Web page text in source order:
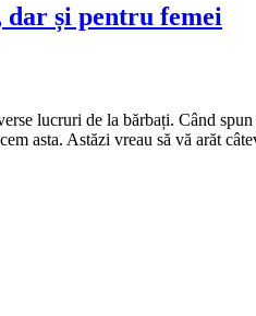
și pentru femei
lucruri de la bărbați. Când
asta. Astăzi vreau să vă arăt